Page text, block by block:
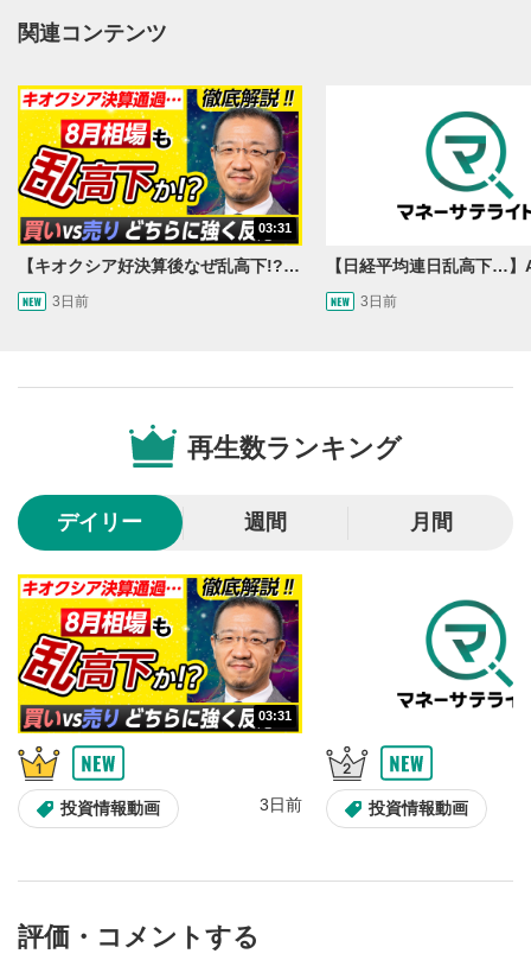
1
動画再生エリア
動画再生エリアをクリックすると、動画を再生または
一時停止します。
2
再生/一時停止
動画を再生または一時停止します。
10秒戻し/10秒送り
10秒、動画を巻き戻し/早送りします。
シークバー
再生位置を示しています。再生したい位置をクリック
するとその位置から動画が再生されます。
6
画質/再生速度の設定
画質の選択/再生速度の変更ができます。
7
音量調整
スライダーを上下すると音量が調整できます。
8
全画面表示
関連コンテンツ
03:31
【キオクシア好決算後なぜ乱高下!?】買い材料は自社株買いと株式分割/売りのサインとは…？
3日前 3日前
再生数ランキング
デイリー 週間 月間
03:31
投資情報動画 3日前 投資情報動画
評価・コメントする